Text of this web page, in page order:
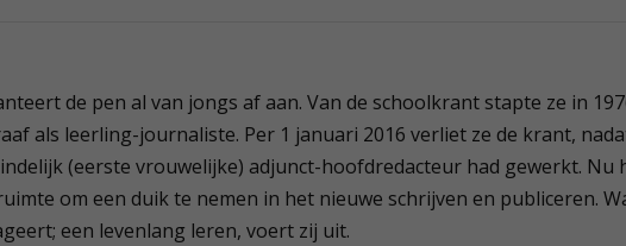
de pen al van jongs af aan. Van de schoolkrant stapte ze in
als leerling-journaliste. Per 1 januari 2016 verliet ze de krant,
(eerste vrouwelijke) adjunct-hoofdredacteur had gewerkt. Nu
om een duik te nemen in het nieuwe schrijven en publiceren.
een levenlang leren, voert zij uit.